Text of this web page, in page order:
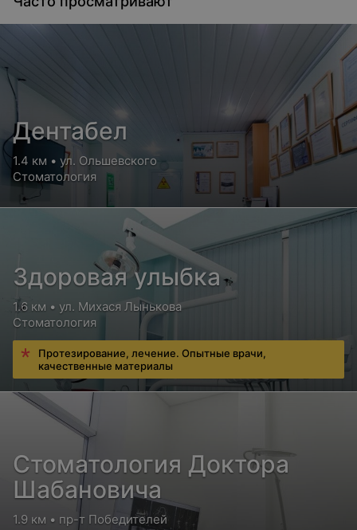
Дентабел
1.4 км • ул. Ольшевского
Стоматология
Здоровая улыбка
1.6 км • ул. Михася Лынькова
Стоматология
Протезирование, лечение. Опытные врачи,
качественные материалы
Стоматология Доктора
Шабановича
1.9 км • пр-т Победителей